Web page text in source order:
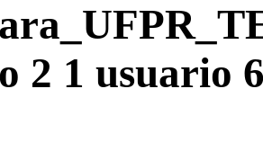
2 1 usuario